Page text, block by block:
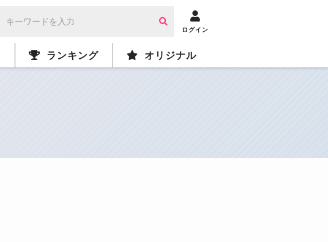
ログイン
ランキング オリジナル